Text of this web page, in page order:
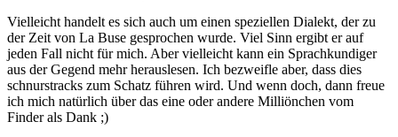
Vielleicht handelt es sich auch um einen speziellen Dialekt, der zu
der Zeit von La Buse gesprochen wurde. Viel Sinn ergibt er auf
jeden Fall nicht für mich. Aber vielleicht kann ein Sprachkundiger
aus der Gegend mehr herauslesen. Ich bezweifle aber, dass dies
schnurstracks zum Schatz führen wird. Und wenn doch, dann freue
ich mich natürlich über das eine oder andere Milliönchen vom
Finder als Dank ;)